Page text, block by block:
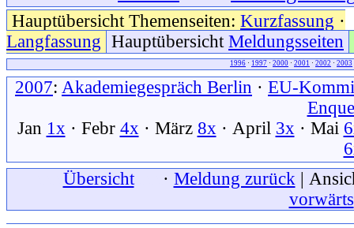
Hauptübersicht Themenseiten: Kurzfassung ·
Langfassung Hauptübersicht Meldungsseiten
1996 · 1997 · 2000 · 2001 · 2002 · 2003
2007: Akademiegespräch Berlin · EU-
Jan 1x · Febr 4x · März 8x · April 3x · Mai
Übersichtxxx · Meldung zurück |
vorwärts